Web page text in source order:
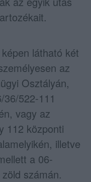
látható két
az
Osztályán,
522-111
vagy az
112 központi
illetve
a 06-
számán.